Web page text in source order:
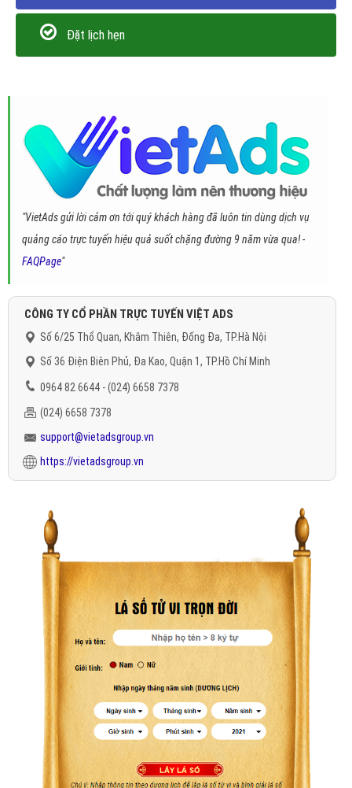
Đặt lịch hẹn
"VietAds gửi lời cảm ơn tới quý khách hàng đã luôn tin dùng dịch vụ
quảng cáo trực tuyến hiệu quả suốt chặng đường 9 năm vừa qua! -
FAQPage"
CÔNG TY CỔ PHẦN TRỰC TUYẾN VIỆT ADS
Số 6/25 Thổ Quan, Khâm Thiên, Đống Đa, TP.Hà Nội
Số 36 Điện Biên Phủ, Đa Kao, Quận 1, TP.Hồ Chí Minh
0964 82 6644 - (024) 6658 7378
(024) 6658 7378
support@vietadsgroup.vn
https://vietadsgroup.vn